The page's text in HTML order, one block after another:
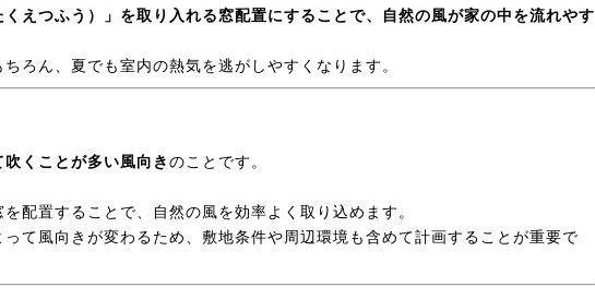
えつふう）」を取り入れる窓配置にすることで、自然の風が家の中を流れやす
ろん、夏でも室内の熱気を逃がしやすくなります。
くことが多い風向きのことです。
配置することで、自然の風を効率よく取り込めます。
て風向きが変わるため、敷地条件や周辺環境も含めて計画することが重要で